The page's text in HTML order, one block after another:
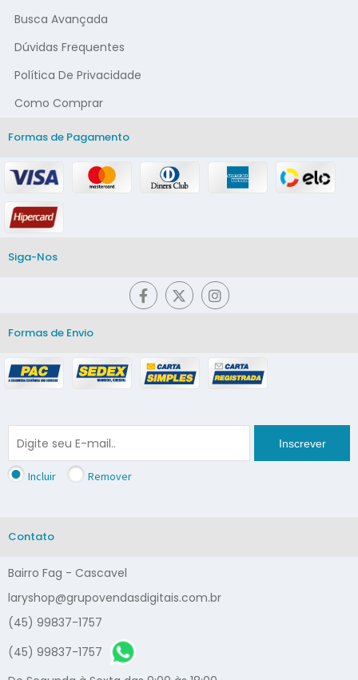
Busca Avançada
Dúvidas Frequentes
Política De Privacidade
Como Comprar
Formas de Pagamento
Siga-Nos
Formas de Envio
Inscrever
Incluir Remover
Contato
Bairro Fag - Cascavel
laryshop@grupovendasdigitais.com.br
(45) 99837-1757
(45) 99837-1757